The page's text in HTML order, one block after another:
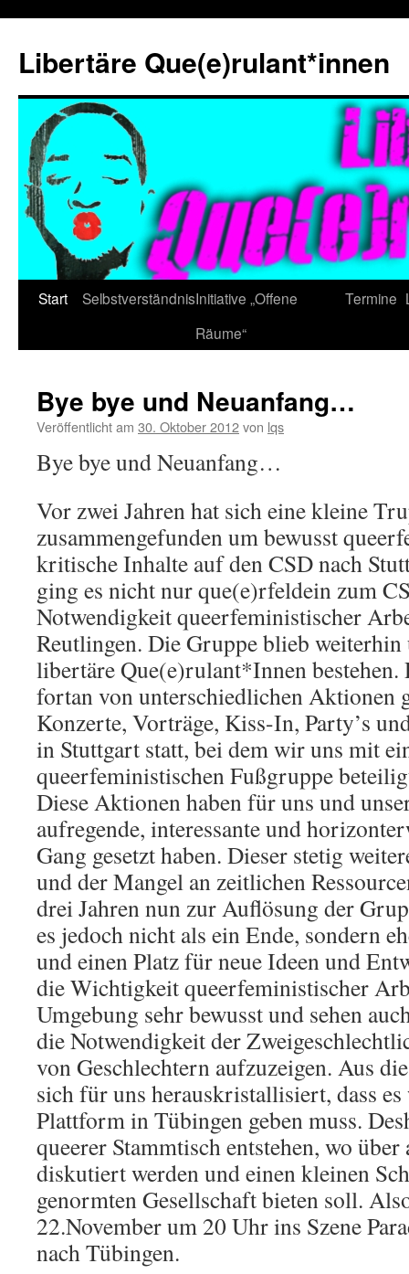
springen
Libertäre Que(e)rulant*innen
Start SelbstverständnisInitiative „Offene
Räume“
Termine
Bye bye und Neuanfang…
Veröffentlicht am 30. Oktober 2012von lqs
Bye bye und Neuanfang…
Vor zwei Jahren hat sich eine kleine
zusammengefunden um bewusst
kritische Inhalte auf den CSD nach
ging es nicht nur que(e)rfeldein zum
Notwendigkeit queerfeministischer
Reutlingen. Die Gruppe blieb weiterhin
libertäre Que(e)rulant*Innen bestehen.
fortan von unterschiedlichen Aktionen
Konzerte, Vorträge, Kiss-In, Party’s
in Stuttgart statt, bei dem wir uns mit
queerfeministischen Fußgruppe
Diese Aktionen haben für uns und
aufregende, interessante und
Gang gesetzt haben. Dieser stetig
und der Mangel an zeitlichen
drei Jahren nun zur Auflösung der
es jedoch nicht als ein Ende, sondern
und einen Platz für neue Ideen und
die Wichtigkeit queerfeministischer
Umgebung sehr bewusst und sehen
die Notwendigkeit der
von Geschlechtern aufzuzeigen. Aus
sich für uns herauskristallisiert, dass
Plattform in Tübingen geben muss.
queerer Stammtisch entstehen, wo
diskutiert werden und einen kleinen
genormten Gesellschaft bieten soll.
22.November um 20 Uhr ins Szene
nach Tübingen.